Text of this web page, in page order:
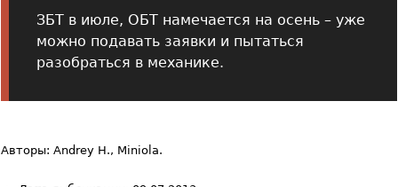
ЗБТ в июле, ОБТ намечается на осень – уже
можно подавать заявки и пытаться
разобраться в механике.
Авторы: Andrey H., Miniola.